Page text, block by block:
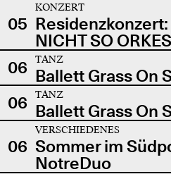
05
KONZERT
Residenzkonzert:
NICHT SO
06
TANZ
Ballett Grass On
06
TANZ
Ballett Grass On
06
VERSCHIEDENES
Sommer im
NotreDuo